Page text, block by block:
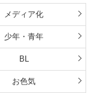
メディア化
少年・青年
BL
お色気